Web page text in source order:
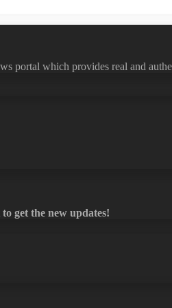
portal which provides real and
get the new updates!